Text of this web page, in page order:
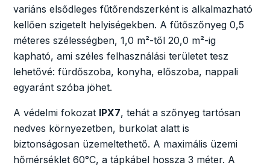
variáns elsődleges fűtőrendszerként is alkalmazható
kellően szigetelt helyiségekben. A fűtőszőnyeg 0,5
méteres szélességben, 1,0 m²-től 20,0 m²-ig
kapható, ami széles felhasználási területet tesz
lehetővé: fürdőszoba, konyha, előszoba, nappali
egyaránt szóba jöhet.
A védelmi fokozat IPX7, tehát a szőnyeg tartósan
nedves környezetben, burkolat alatt is
biztonságosan üzemeltethető. A maximális üzemi
hőmérséklet 60°C, a tápkábel hossza 3 méter. A